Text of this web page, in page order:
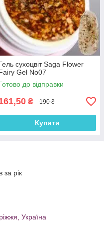
сухоцвіт Saga Flower
Gel No07
до відправки
₴ 190 ₴
Купити
за рік
Україна